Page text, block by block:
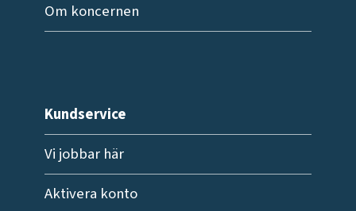
Om koncernen
Kundservice
Vi jobbar här
Aktivera konto